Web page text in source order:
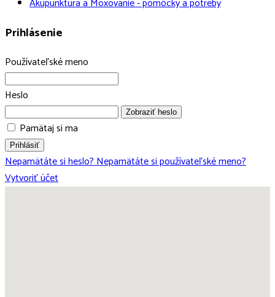
Akupunktúra a Moxovanie - pomôcky a potreby
Prihlásenie
Používateľské meno
Heslo
Zobraziť heslo
Pamätaj si ma
Prihlásiť
Nepamätáte si heslo?Nepamätáte si používateľské meno?
Vytvoriť účet